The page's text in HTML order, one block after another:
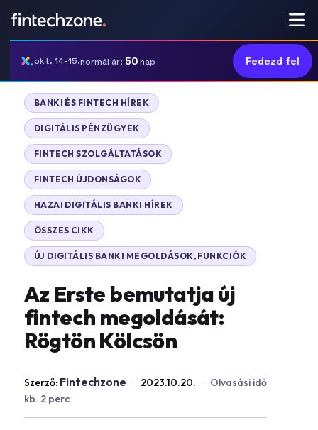
okt. 14-15.normál ár: 50nap Fedezd fel
BANKI ÉS FINTECH HÍREK
DIGITÁLIS PÉNZÜGYEK
FINTECH SZOLGÁLTATÁSOK
FINTECH ÚJDONSÁGOK
HAZAI DIGITÁLIS BANKI HÍREK
ÖSSZES CIKK
ÚJ DIGITÁLIS BANKI MEGOLDÁSOK, FUNKCIÓK
Az Erste bemutatja új
fintech megoldását:
Rögtön Kölcsön
Szerző: Fintechzone · 2023.10.20. · Olvasási idő
kb. 2 perc